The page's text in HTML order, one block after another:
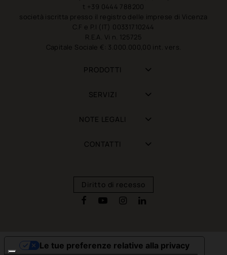
t +39 0444 788200
società iscritta presso il registro delle imprese di Vicenza
C.F e P.I (IT) 00331710244
R.E.A. Vi n. 125725
Capitale Sociale €: 3.000.000,00 int. vers.
PRODOTTI
SERVIZI
NOTE LEGALI
CONTATTI
Diritto di recesso
Le tue preferenze relative alla privacy